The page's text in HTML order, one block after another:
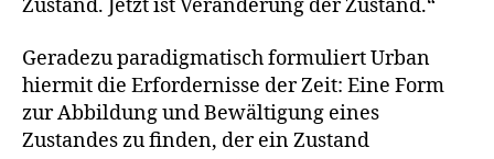
Zustand. Jetzt ist Veränderung der Zustand.“
Geradezu paradigmatisch formuliert Urban
hiermit die Erfordernisse der Zeit: Eine Form
zur Abbildung und Bewältigung eines
Zustandes zu finden, der ein Zustand